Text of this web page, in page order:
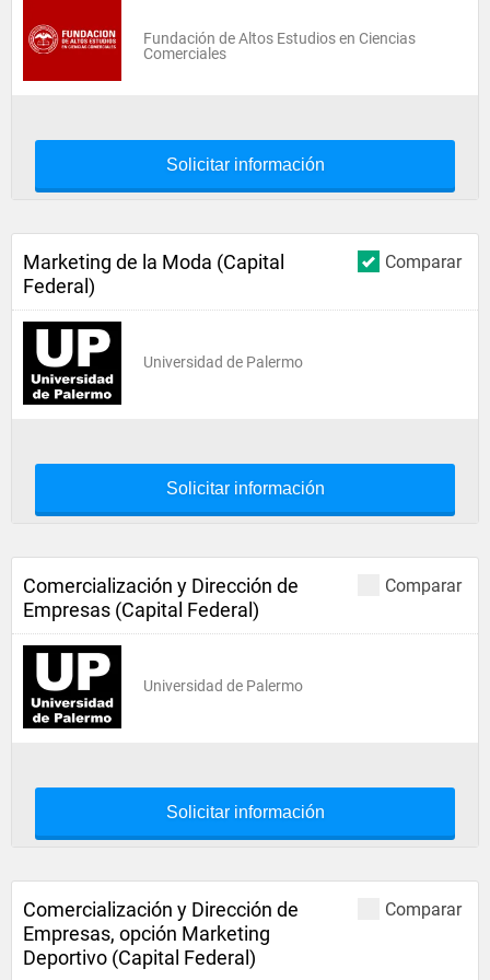
Fundación de Altos Estudios en Ciencias
Comerciales
Solicitar información
Comparar
Marketing de la Moda (Capital
Federal)
Universidad de Palermo
Solicitar información
Comparar
Comercialización y Dirección de
Empresas (Capital Federal)
Universidad de Palermo
Solicitar información
Comparar
Comercialización y Dirección de
Empresas, opción Marketing
Deportivo (Capital Federal)